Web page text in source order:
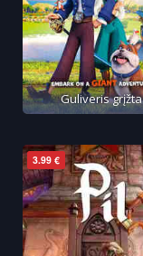
Guliveris grįžta
3.99 €